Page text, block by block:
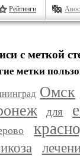
Рейтинги
с меткой
метки
Омск
для